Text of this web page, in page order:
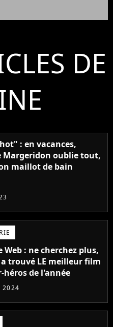
DE
: en vacances,
Margeridon oublie tout,
maillot de bain
Web : ne cherchez plus,
trouvé LE meilleur film
héros de l'année
2024